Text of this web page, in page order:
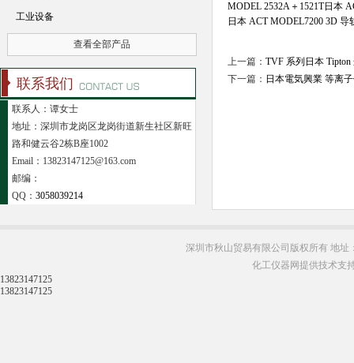
MODEL 2532A＋1521T日本
日本 ACT MODEL7200 3D 导
上一篇： TVF 系列日本
下一篇： 日本電気興業 等离
工业设备
查看全部产品
联系我们
联系人：谭女士
地址：深圳市龙岗区龙岗街道新生社区新旺
路和健云谷2栋B座1002
Email：13823147125@163.com
邮编：
QQ： 3058039214
深圳市秋山贸易有限公司版权所有 地址
化工仪器网提供技术支
13823147125
13823147125